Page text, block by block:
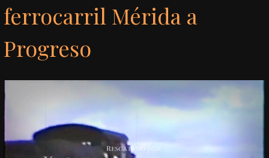
ferrocarril Mérida a
Progreso